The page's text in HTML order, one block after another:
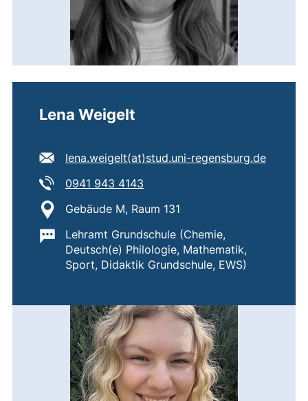
Lena Weigelt
E-Mail Adresse:
lena.weigelt​(at)​stud.uni-regensburg.de(öffnet
Tel:
0941 943 4143
Standort:
Gebäude M, Raum 131
Wichtige Informationen:
Lehramt Grundschule (Chemie,
Deutsch(e) Philologie, Mathematik,
Sport, Didaktik Grundschule, EWS)